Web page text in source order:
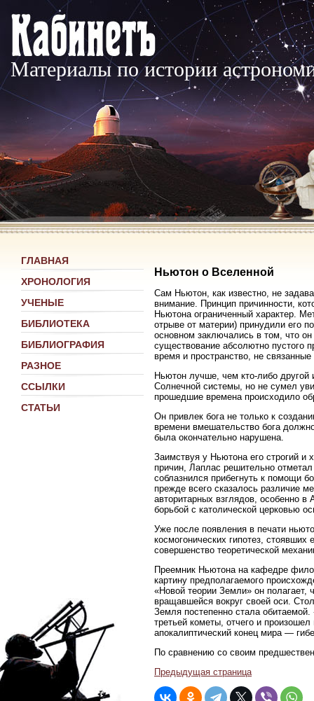
Материалы по истории
ГЛАВНАЯ
ХРОНОЛОГИЯ
УЧЕНЫЕ
БИБЛИОТЕКА
БИБЛИОГРАФИЯ
РАЗНОЕ
ССЫЛКИ
СТАТЬИ
Ньютон о Вселенной
Сам Ньютон, как известно, не
внимание. Принцип причинности,
Ньютона ограниченный характер.
отрыве от материи) принудили его
основном заключались в том, что
существование абсолютно пустого
время и пространство, не
Ньютон лучше, чем кто-либо другой
Солнечной системы, но не сумел
прошедшие времена происходило
Он привлек бога не только к
времени вмешательство бога
была окончательно нарушена.
Заимствуя у Ньютона его строгий и
причин, Лаплас решительно
соблазнился прибегнуть к помощи
прежде всего сказалось различие
авторитарных взглядов, особенно
борьбой с католической церковью
Уже после появления в печати
космогонических гипотез,
совершенство теоретической
Преемник Ньютона на кафедре
картину предполагаемого
«Новой теории Земли» он
вращавшейся вокруг своей оси.
Земля постепенно стала
третьей кометы, отчего и
апокалиптический конец мира —
По сравнению со своим
Предыдущая страница